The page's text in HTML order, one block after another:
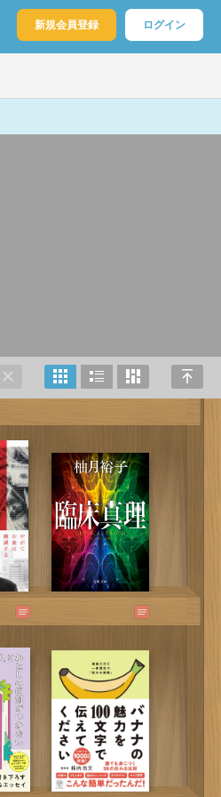
新規会員登録 ログイン